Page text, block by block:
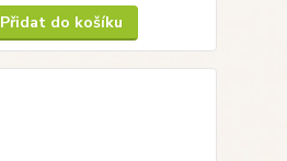
Přidat do košíku